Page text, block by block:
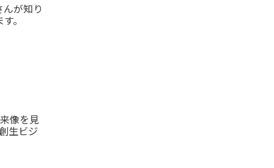
が知り
。
像を見
生ビジ